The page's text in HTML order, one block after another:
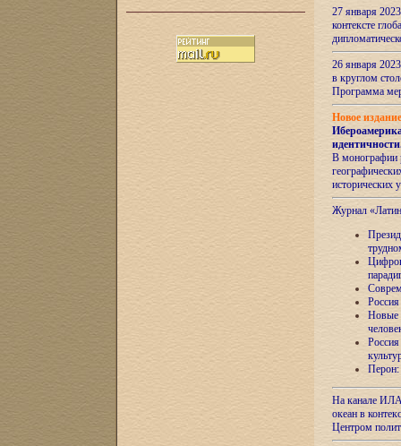
27 января
контексте
26 января
в круглом
Программа
Новое
идентичности
В монографии
исторических
Журнал
Новые
Перон:
На канале
океан в
Центром